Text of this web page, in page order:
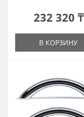
232 320 ₸
В КОРЗИНУ